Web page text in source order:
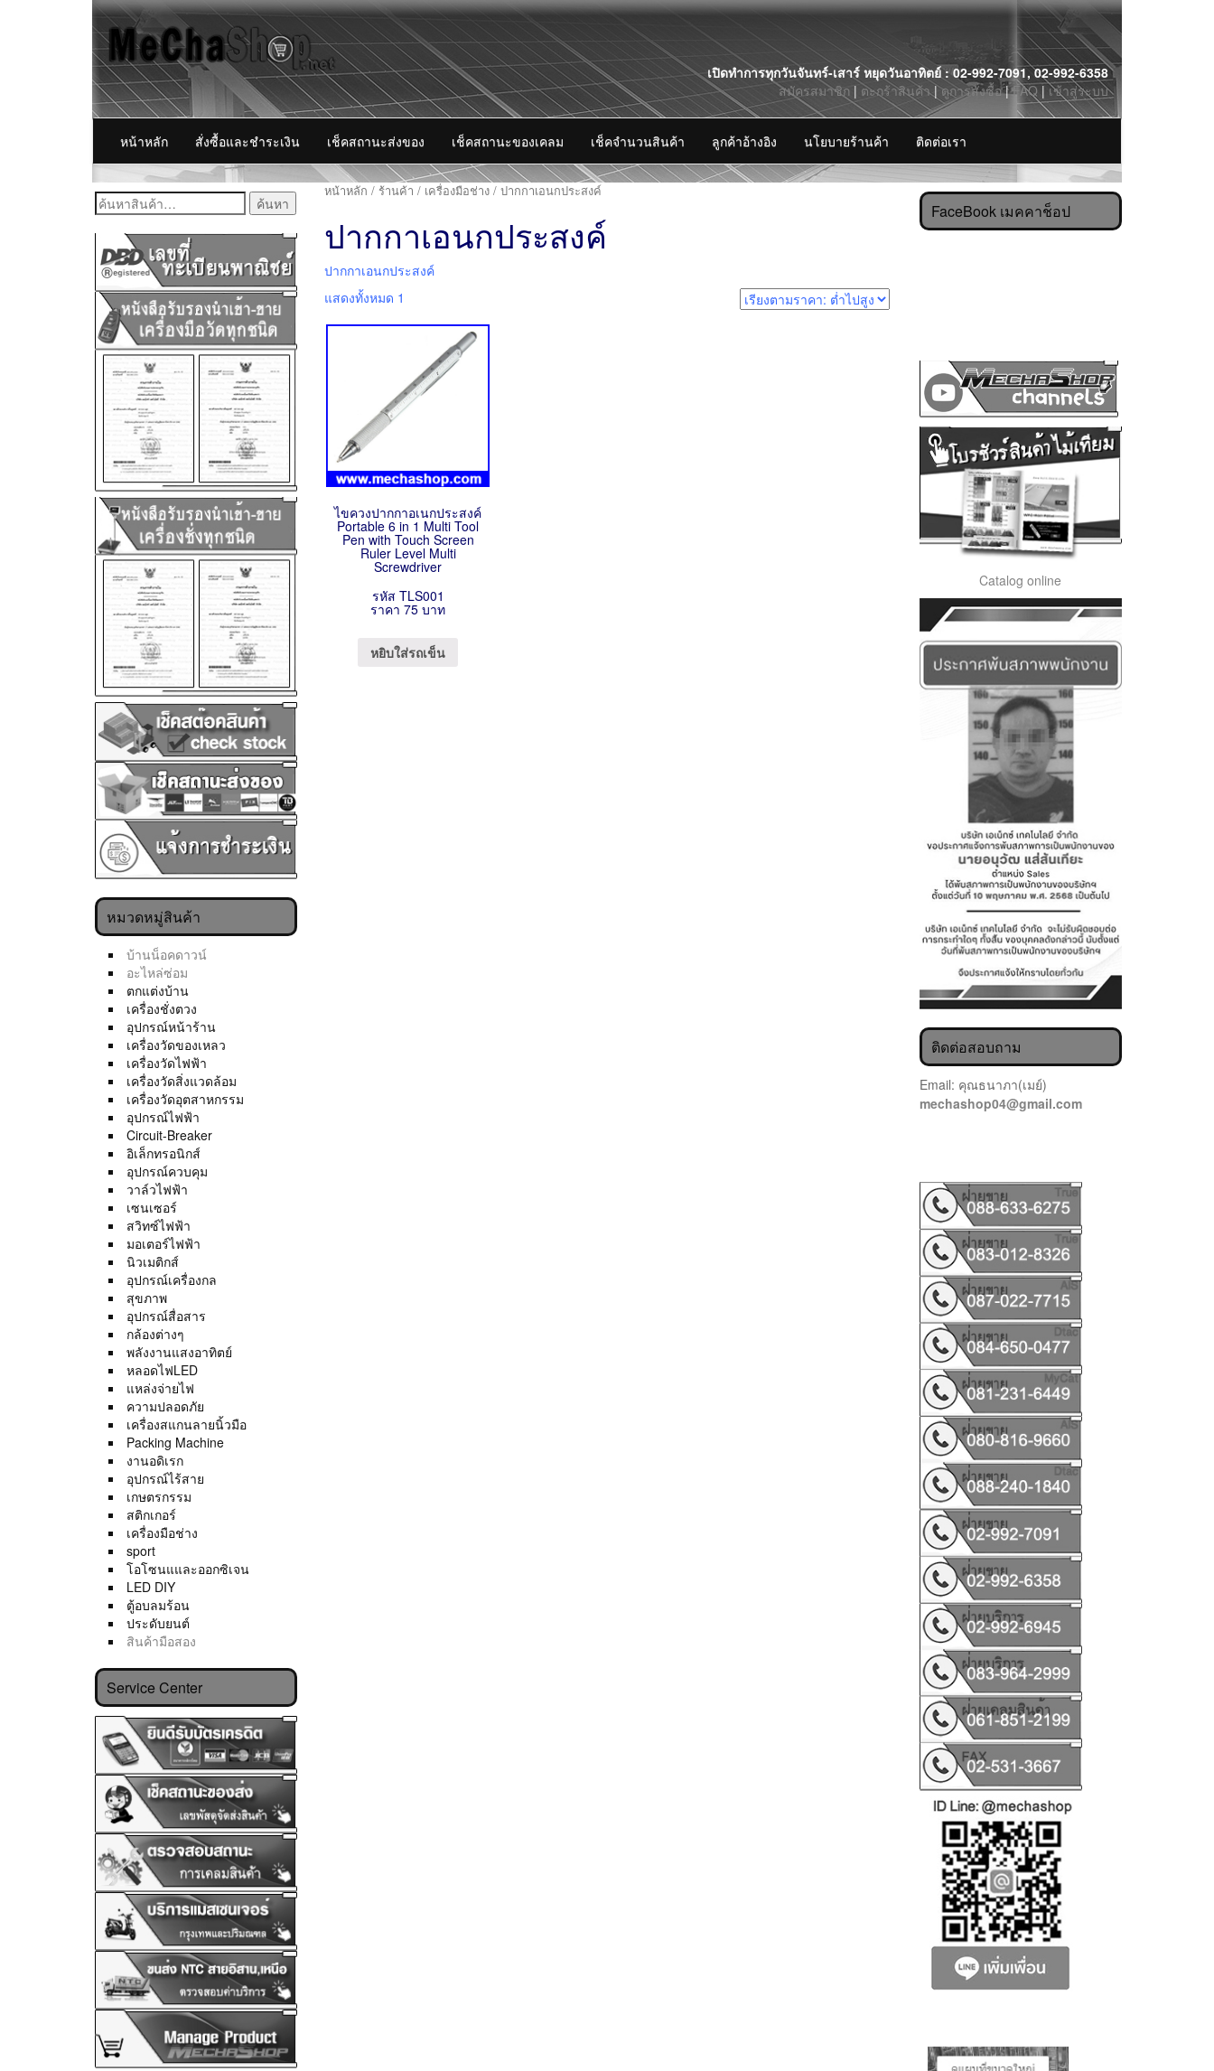
Skip
to
content
เปิดทำการทุกวันจันทร์-เสาร์ หยุดวันอาทิตย์ : 02-992-7091, 02-992-6358
สมัครสมาชิก | ตะกร้าสินค้า|ดูการสั่งซื้อ|FAQ | เข้าสู่ระบบ
หน้าหลัก สั่งซื้อและชำระเงิน เช็คสถานะส่งของ เช็คสถานะของเคลม เช็คจำนวนสินค้า ลูกค้าอ้างอิง นโยบายร้านค้า ติดต่อเรา
ค้นหา:
หมวดหมู่สินค้า
บ้านน็อคดาวน์
อะไหล่ซ่อม
ตกแต่งบ้าน
เครื่องชั่งตวง
อุปกรณ์หน้าร้าน
เครื่องวัดของเหลว
เครื่องวัดไฟฟ้า
เครื่องวัดสิ่งแวดล้อม
เครื่องวัดอุตสาหกรรม
อุปกรณ์ไฟฟ้า
Circuit-Breaker
อิเล็กทรอนิกส์
อุปกรณ์ควบคุม
วาล์วไฟฟ้า
เซนเซอร์
สวิทซ์ไฟฟ้า
มอเตอร์ไฟฟ้า
นิวเมติกส์
อุปกรณ์เครื่องกล
สุขภาพ
อุปกรณ์สื่อสาร
กล้องต่างๆ
พลังงานแสงอาทิตย์
หลอดไฟLED
แหล่งจ่ายไฟ
ความปลอดภัย
เครื่องสแกนลายนิ้วมือ
Packing Machine
งานอดิเรก
อุปกรณ์ไร้สาย
เกษตรกรรม
สติกเกอร์
เครื่องมือช่าง
sport
โอโซนแและออกซิเจน
LED DIY
ตู้อบลมร้อน
ประดับยนต์
สินค้ามือสอง
Service Center
หน้าหลัก / ร้านค้า / เครื่องมือช่าง / ปากกาเอนกประสงค์
ปากกาเอนกประสงค์
ปากกาเอนกประสงค์
แสดงทั้งหมด 1
ไขควงปากกาอเนกประสงค์
Portable 6 in 1 Multi Tool
Pen with Touch Screen
Ruler Level Multi
Screwdriver
รหัส TLS001
ราคา 75 บาท
หยิบใส่รถเข็น
FaceBook เมคคาช็อป
Catalog online
ติดต่อสอบถาม
Email: คุณธนาภา(เมย์)
mechashop04@gmail.com